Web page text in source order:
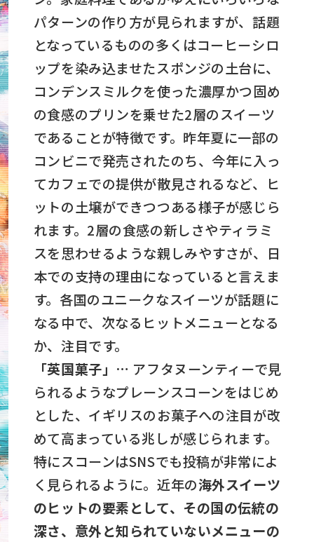
パターンの作り方が見られますが、話題
となっているものの多くはコーヒーシロ
ップを染み込ませたスポンジの土台に、
コンデンスミルクを使った濃厚かつ固め
の食感のプリンを乗せた2層のスイーツ
であることが特徴です。昨年夏に一部の
コンビニで発売されたのち、今年に入っ
てカフェでの提供が散見されるなど、ヒ
ットの土壌ができつつある様子が感じら
れます。2層の食感の新しさやティラミ
スを思わせるような親しみやすさが、日
本での支持の理由になっていると言えま
す。各国のユニークなスイーツが話題に
なる中で、次なるヒットメニューとなる
か、注目です。
「英国菓子」… アフタヌーンティーで見
られるようなプレーンスコーンをはじめ
とした、イギリスのお菓子への注目が改
めて高まっている兆しが感じられます。
特にスコーンはSNSでも投稿が非常によ
く見られるように。近年の海外スイーツ
のヒットの要素として、その国の伝統の
深さ、意外と知られていないメニューの